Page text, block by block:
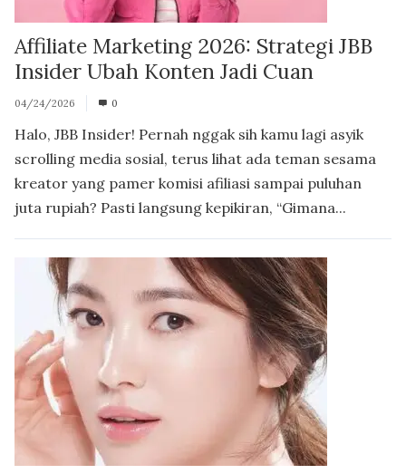
Affiliate Marketing 2026: Strategi JBB
Insider Ubah Konten Jadi Cuan
04/24/2026 0
Halo, JBB Insider! Pernah nggak sih kamu lagi asyik
scrolling media sosial, terus lihat ada teman sesama
kreator yang pamer komisi afiliasi sampai puluhan
juta rupiah? Pasti langsung kepikiran, “Gimana...